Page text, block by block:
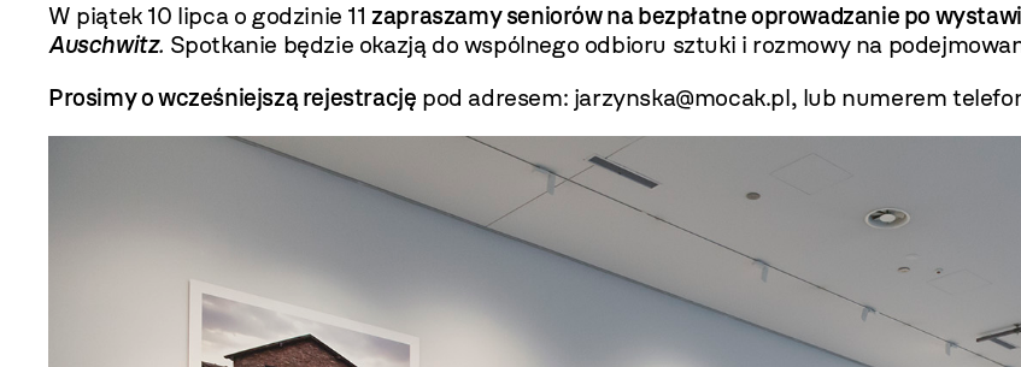
W piątek 10 lipca o godzinie 11zapraszamy seniorów na bezpłatne oprowadzanie po
Auschwitz. Spotkanie będzie okazją do wspólnego odbioru sztuki i rozmowy na
Prosimy o wcześniejszą rejestrację pod adresem: jarzynska@mocak.pl, lub numerem